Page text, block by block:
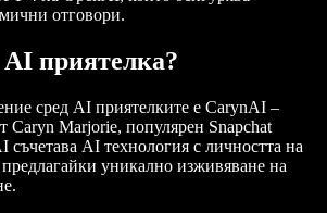
отговори.
приятелка?
сред AI приятелките е CarynAI –
Caryn Marjorie, популярен Snapchat
AI технология с личността на
уникално изживяване на